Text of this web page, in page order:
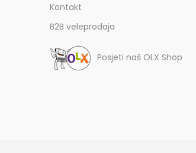
Kontakt
B2B veleprodaja
Posjeti naš OLX Shop